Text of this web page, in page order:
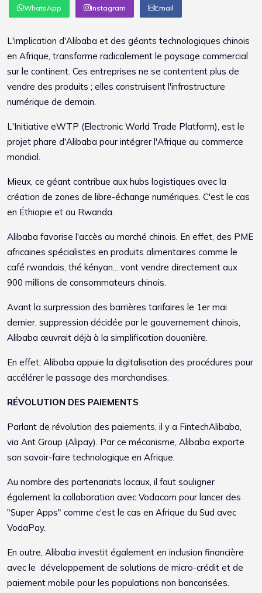
WhatsApp Instagram Email
L'implication d'Alibaba et des géants technologiques chinois
en Afrique, transforme radicalement le paysage commercial
sur le continent. Ces entreprises ne se contentent plus de
vendre des produits ; elles construisent l'infrastructure
numérique de demain.
L'Initiative eWTP (Electronic World Trade Platform), est le
projet phare d'Alibaba pour intégrer l'Afrique au commerce
mondial.
Mieux, ce géant contribue aux hubs logistiques avec la
création de zones de libre-échange numériques. C'est le cas
en Éthiopie et au Rwanda.
Alibaba favorise l'accès au marché chinois. En effet, des PME
africaines spécialistes en produits alimentaires comme le
café rwandais, thé kényan... vont vendre directement aux
900 millions de consommateurs chinois.
Avant la surpression des barrières tarifaires le 1er mai
dernier, suppression décidée par le gouvernement chinois,
Alibaba œuvrait déjà à la simplification douanière.
En effet, Alibaba appuie la digitalisation des procédures pour
accélérer le passage des marchandises.
RÉVOLUTION DES PAIEMENTS
Parlant de révolution des paiements, il y a FintechAlibaba,
via Ant Group (Alipay). Par ce mécanisme, Alibaba exporte
son savoir-faire technologique en Afrique.
Au nombre des partenariats locaux, il faut souligner
également la collaboration avec Vodacom pour lancer des
"Super Apps" comme c'est le cas en Afrique du Sud avec
VodaPay.
En outre, Alibaba investit également en inclusion financière
avec le développement de solutions de micro-crédit et de
paiement mobile pour les populations non bancarisées.